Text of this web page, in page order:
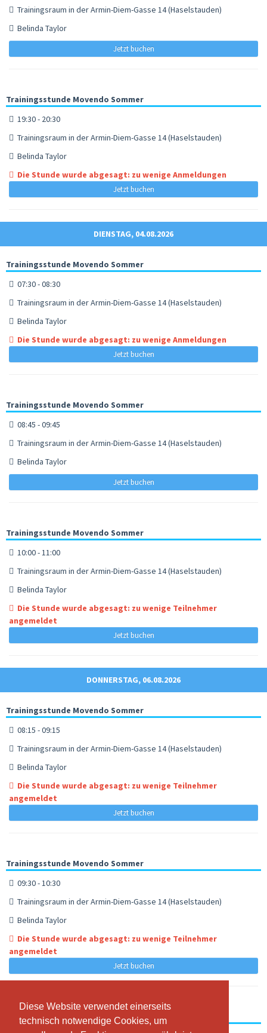
Diese Website verwendet einerseits
technisch notwendige Cookies, um
Diese Website verwendet einerseits
technisch notwendige Cookies, um
Trainingsraum in der Armin-Diem-Gasse 14 (Haselstauden)
Belinda Taylor
Jetzt buchen
Trainingsstunde Movendo Sommer
19:30 - 20:30
Trainingsraum in der Armin-Diem-Gasse 14 (Haselstauden)
Belinda Taylor
Die Stunde wurde abgesagt: zu wenige Anmeldungen
Jetzt buchen
DIENSTAG, 04.08.2026
Trainingsstunde Movendo Sommer
07:30 - 08:30
Trainingsraum in der Armin-Diem-Gasse 14 (Haselstauden)
Belinda Taylor
Die Stunde wurde abgesagt: zu wenige Anmeldungen
Jetzt buchen
Trainingsstunde Movendo Sommer
08:45 - 09:45
Trainingsraum in der Armin-Diem-Gasse 14 (Haselstauden)
Belinda Taylor
Jetzt buchen
Trainingsstunde Movendo Sommer
10:00 - 11:00
Trainingsraum in der Armin-Diem-Gasse 14 (Haselstauden)
Belinda Taylor
Die Stunde wurde abgesagt: zu wenige Teilnehmer
angemeldet
Jetzt buchen
DONNERSTAG, 06.08.2026
Trainingsstunde Movendo Sommer
08:15 - 09:15
Trainingsraum in der Armin-Diem-Gasse 14 (Haselstauden)
Belinda Taylor
Die Stunde wurde abgesagt: zu wenige Teilnehmer
angemeldet
Jetzt buchen
Trainingsstunde Movendo Sommer
09:30 - 10:30
Trainingsraum in der Armin-Diem-Gasse 14 (Haselstauden)
Belinda Taylor
Die Stunde wurde abgesagt: zu wenige Teilnehmer
angemeldet
Jetzt buchen
Trainingsstunde Movendo Sommer